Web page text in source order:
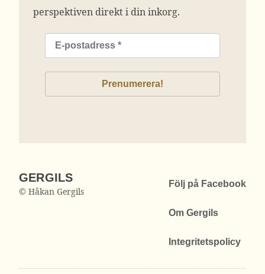
perspektiven direkt i din inkorg.
GERGILS
© Håkan Gergils
Följ på Facebook
Om Gergils
Integritetspolicy